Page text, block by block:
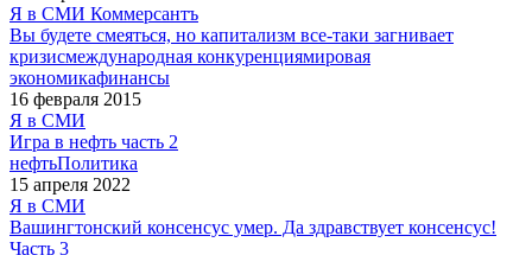
Я в СМИ Коммерсантъ
Вы будете смеяться, но капитализм все-таки загнивает
кризисмеждународная конкуренциямировая
экономикафинансы
16 февраля 2015
Я в СМИ
Игра в нефть часть 2
нефтьПолитика
15 апреля 2022
Я в СМИ
Вашингтонский консенсус умер. Да здравствует консенсус!
Часть 3